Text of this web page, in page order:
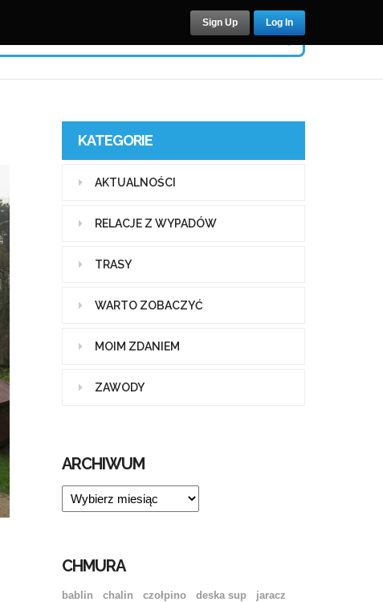
Log In
Sign Up
KATEGORIE
AKTUALNOŚCI
RELACJE Z WYPADÓW
TRASY
WARTO ZOBACZYĆ
MOIM ZDANIEM
ZAWODY
ARCHIWUM
ARCHIWUM
CHMURA
bablin chalin czołpino deska sup
jaracz